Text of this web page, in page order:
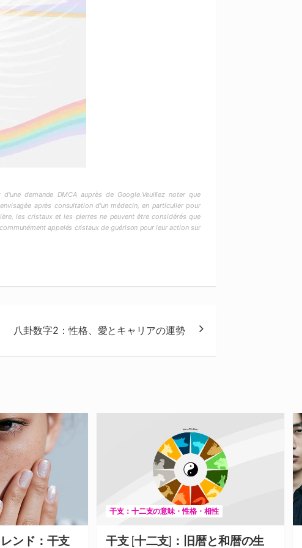
demande DMCA auprès de Google.Veuillez noter que
après consultation d'un médecin, en particulier pour
les cristaux et les pierres ne peuvent être considérés que
appelés cristaux de guérison pour leur action sur
八卦数字2：性格、愛とキャリアの運勢
ンド：干支
干支：十二支の意味・性格・相性
干支 [十二支]：旧暦と和暦の生